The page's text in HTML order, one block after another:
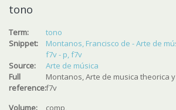
tono
Term:
tono
Snippet:
Montanos, Francisco de - Arte de
f7v - p, f7v
Source:
Arte de música
Full
reference:
Montanos, Arte de musica theorica
f7v
Volume:
comp,